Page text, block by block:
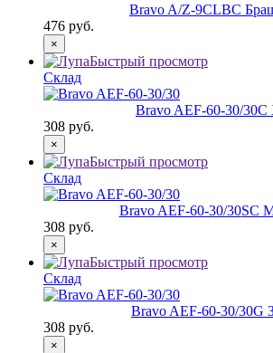
Bravo A/Z-9CLBС
476 руб.
×
Быстрый просмотр
Склад
Bravo AЕF-60-30/30C
308 руб.
×
Быстрый просмотр
Склад
Bravo AЕF-60-30/30SC
308 руб.
×
Быстрый просмотр
Склад
Bravo AЕF-60-30/30G
308 руб.
×